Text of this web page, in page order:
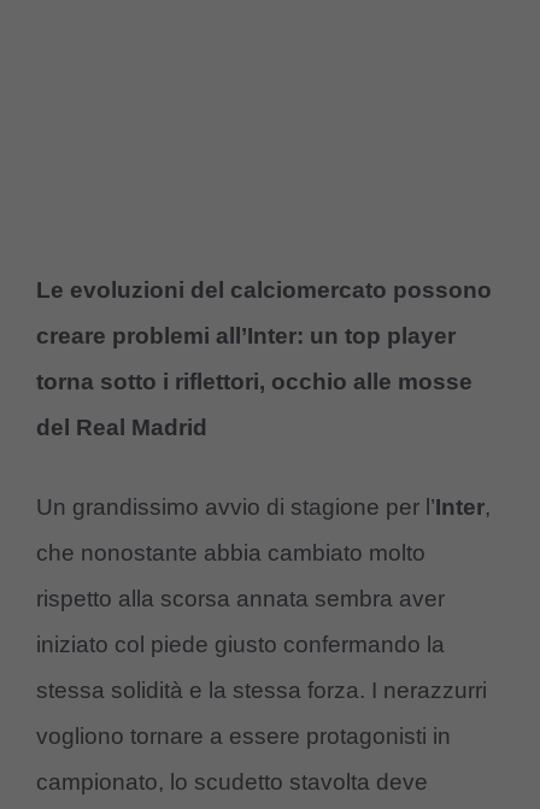
Le evoluzioni del calciomercato possono
creare problemi all’Inter: un top player
torna sotto i riflettori, occhio alle mosse
del Real Madrid
Un grandissimo avvio di stagione per l’Inter,
che nonostante abbia cambiato molto
rispetto alla scorsa annata sembra aver
iniziato col piede giusto confermando la
stessa solidità e la stessa forza. I nerazzurri
vogliono tornare a essere protagonisti in
campionato, lo scudetto stavolta deve